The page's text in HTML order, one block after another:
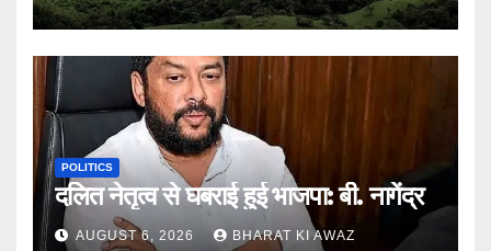
POLITICS
दलित नेतृत्व से घबराई हुई भाजपा: बी. नागेंद्र
AUGUST 6, 2026 BHARAT KI AWAZ